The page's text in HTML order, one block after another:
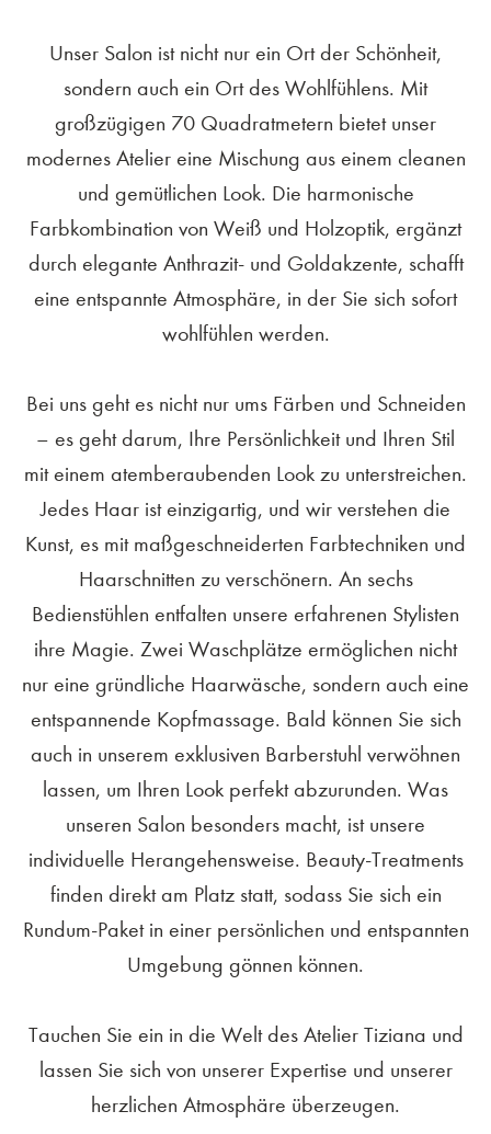
Unser Salon ist nicht nur ein Ort der Schönheit,
sondern auch ein Ort des Wohlfühlens. Mit
großzügigen 70 Quadratmetern bietet unser
modernes Atelier eine Mischung aus einem cleanen
und gemütlichen Look. Die harmonische
Farbkombination von Weiß und Holzoptik, ergänzt
durch elegante Anthrazit- und Goldakzente, schafft
eine entspannte Atmosphäre, in der Sie sich sofort
wohlfühlen werden.
Bei uns geht es nicht nur ums Färben und Schneiden
– es geht darum, Ihre Persönlichkeit und Ihren Stil
mit einem atemberaubenden Look zu unterstreichen.
Jedes Haar ist einzigartig, und wir verstehen die
Kunst, es mit maßgeschneiderten Farbtechniken und
Haarschnitten zu verschönern. An sechs
Bedienstühlen entfalten unsere erfahrenen Stylisten
ihre Magie. Zwei Waschplätze ermöglichen nicht
nur eine gründliche Haarwäsche, sondern auch eine
entspannende Kopfmassage. Bald können Sie sich
auch in unserem exklusiven Barberstuhl verwöhnen
lassen, um Ihren Look perfekt abzurunden. Was
unseren Salon besonders macht, ist unsere
individuelle Herangehensweise. Beauty-Treatments
finden direkt am Platz statt, sodass Sie sich ein
Rundum-Paket in einer persönlichen und entspannten
Umgebung gönnen können.
Tauchen Sie ein in die Welt des Atelier Tiziana und
lassen Sie sich von unserer Expertise und unserer
herzlichen Atmosphäre überzeugen.